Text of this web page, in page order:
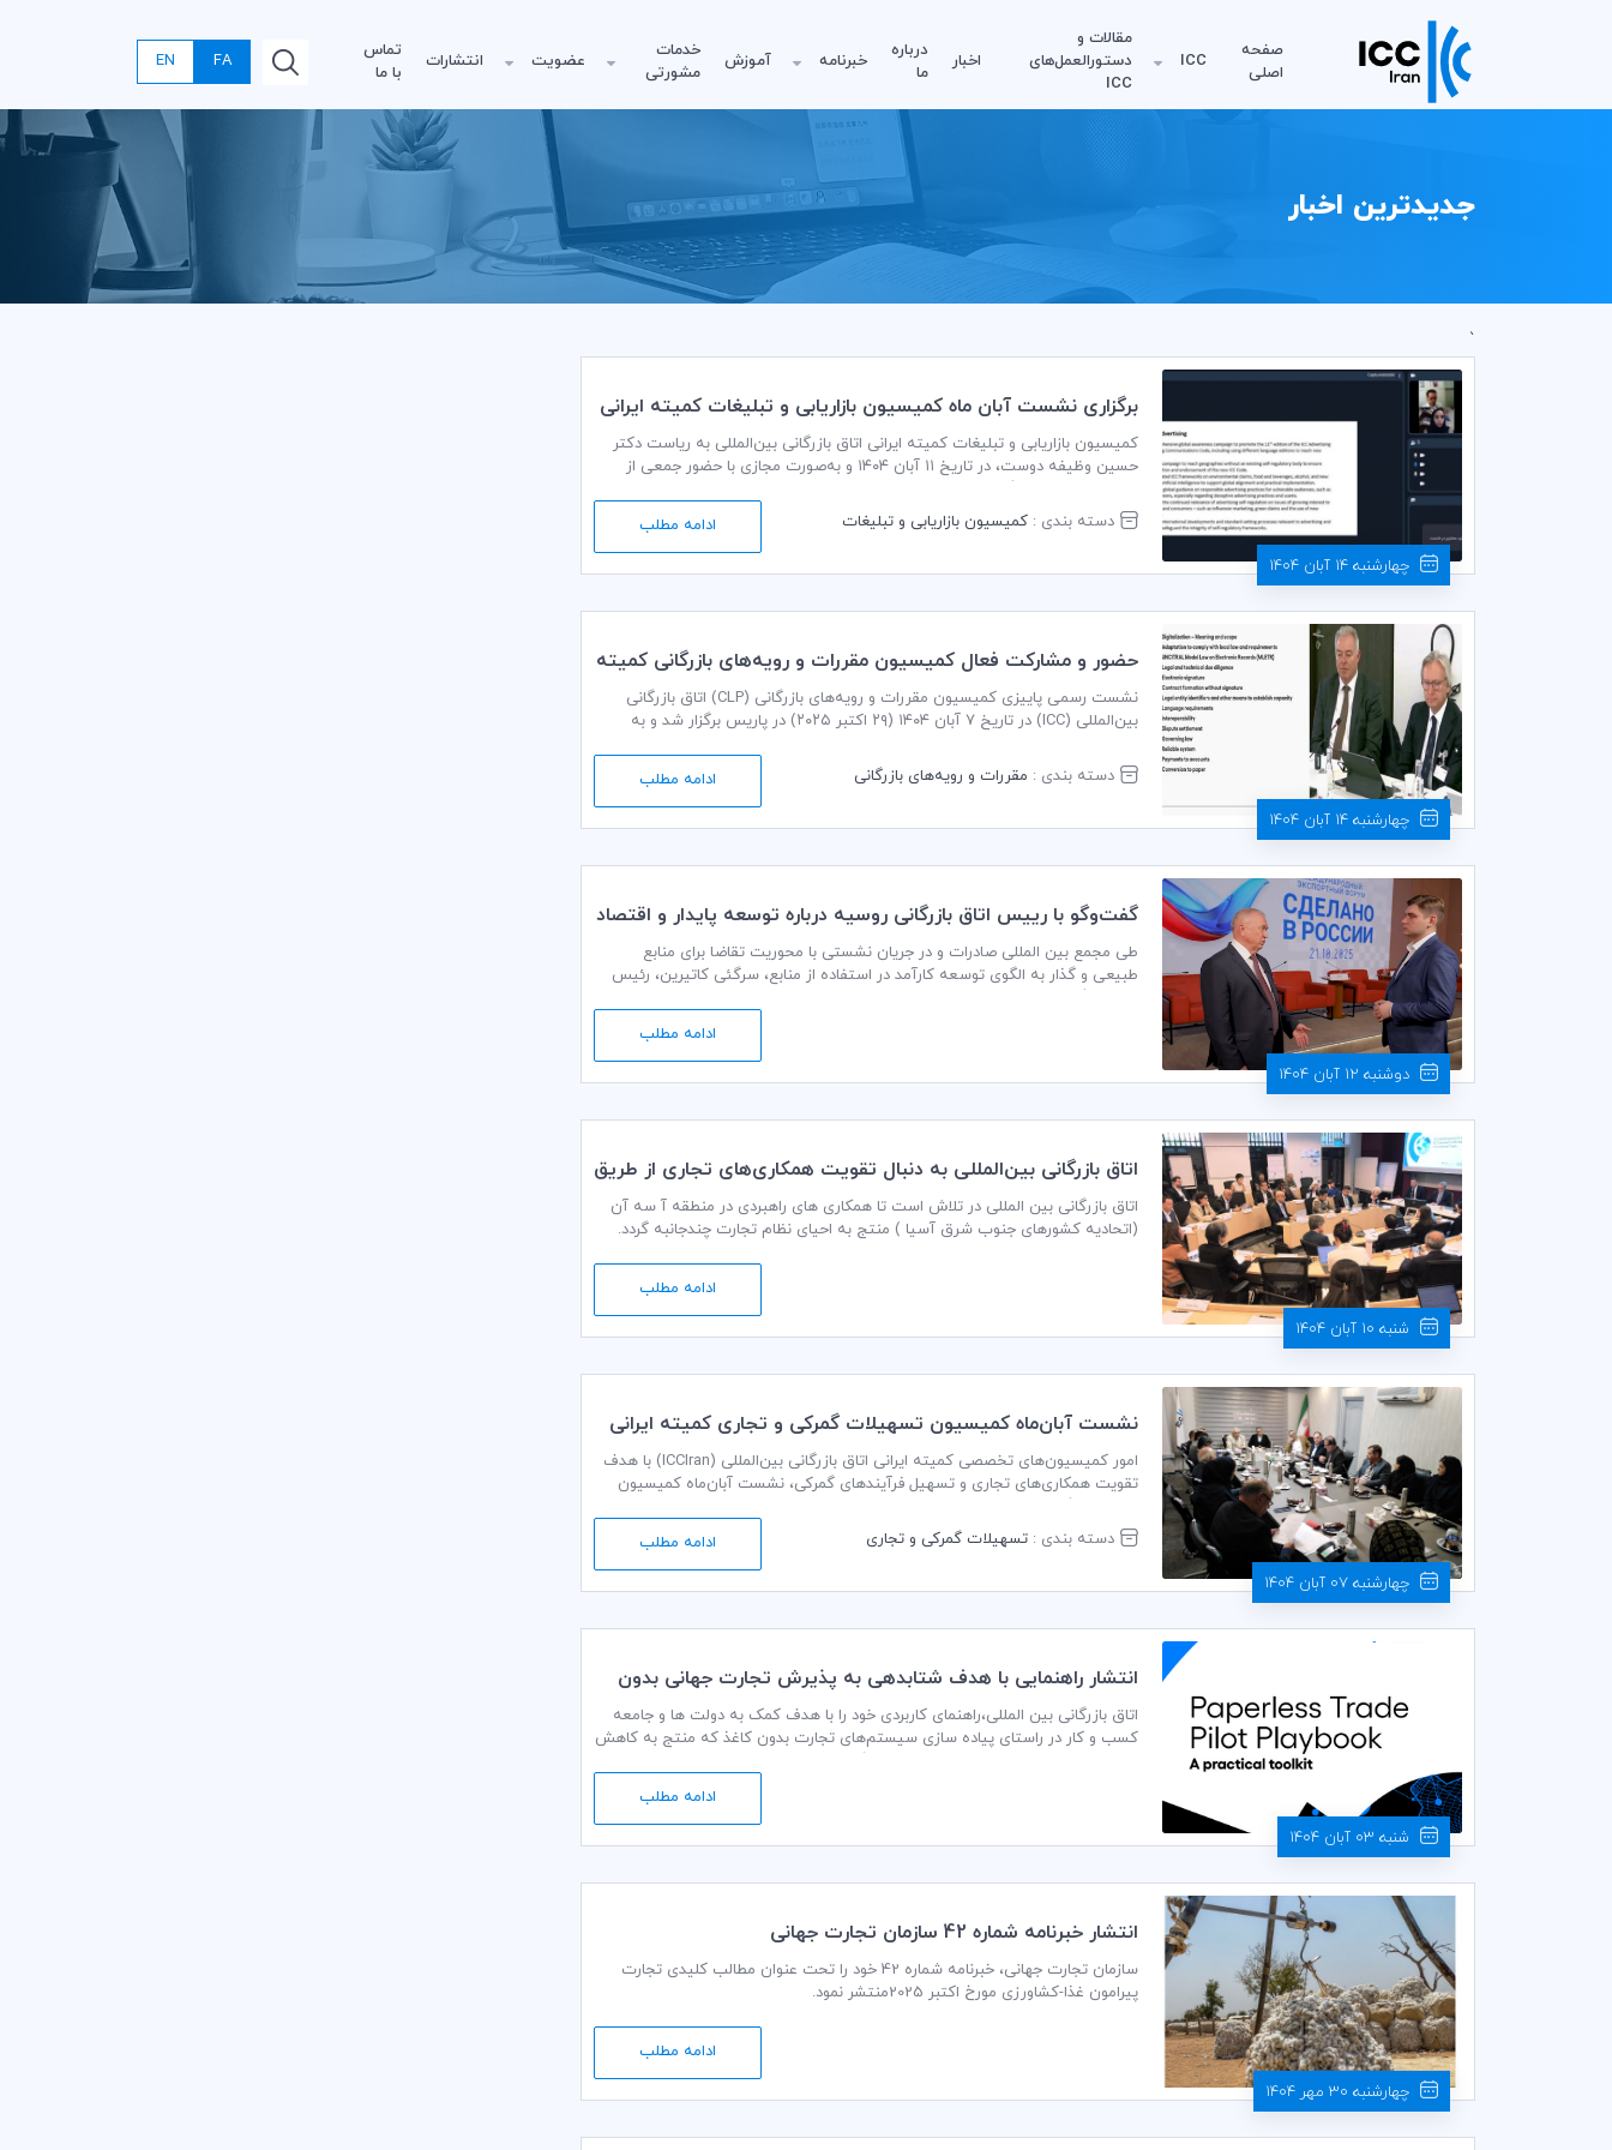
صفحه
اصلی
ICC
مقالات و
دستورالعمل‌های
ICC
اخبار
درباره
ما
خبرنامه آموزش
خدمات
مشورتی
عضویت انتشارات
تماس
با ما
FA
EN
جدیدترین اخبار
`
برگزاری نشست آبان ماه کمیسیون بازاریابی و تبلیغات کمیته ایرانی
ICC
کمیسیون بازاریابی و تبلیغات کمیته ایرانی اتاق بازرگانی بین‌المللی به ریاست دکتر
حسین وظیفه دوست، در تاریخ ۱۱ آبان ۱۴۰۴ و به‌صورت مجازی با حضور جمعی از
دسته بندی : کمیسیون بازاریابی و تبلیغات
ادامه مطلب
چهارشنبه 14 آبان 1404
حضور و مشارکت فعال کمیسیون مقررات و رویه‌های بازرگانی کمیته
ایرانی ICC در نشست پاییزی کمیسیون جهانیCLP در ICC
نشست رسمی پاییزی کمیسیون مقررات و رویه‌های بازرگانی (CLP) اتاق بازرگانی
بین‌المللی (ICC) در تاریخ ۷ آبان ۱۴۰۴ (۲۹ اکتبر ۲۰۲۵) در پاریس برگزار شد و به
مقیمی، رئیس کمیسیون، نیز به‌صورت مجازی حضور یافتند.
دسته بندی : مقررات و رویه‌های بازرگانی
ادامه مطلب
چهارشنبه 14 آبان 1404
گفت‌وگو با رییس اتاق بازرگانی روسیه درباره توسعه پایدار و اقتصاد
سبز
طی مجمع بین‌ المللی صادرات و در جریان نشستی با محوریت تقاضا برای منابع
طبیعی و گذار به الگوی توسعه کارآمد در استفاده از منابع، سرگئی کاتیرین، رئیس
ادامه مطلب
دوشنبه 12 آبان 1404
اتاق بازرگانی بین‌المللی به دنبال تقویت همکاری‌های تجاری از طریق
تعامل با آسه‌آن
اتاق بازرگانی بین المللی در تلاش است تا همکاری های راهبردی در منطقه آ سه آن
(اتحادیه کشورهای جنوب شرق آسیا ) منتج به احیای نظام تجارت چندجانبه گردد.
ادامه مطلب
شنبه 10 آبان 1404
نشست آبان‌ماه کمیسیون تسهیلات گمرکی و تجاری کمیته ایرانی
ICC در سال ۱۴۰۴
امور کمیسیون‌های تخصصی کمیته ایرانی اتاق بازرگانی بین‌المللی (ICCIran) با هدف
تقویت همکاری‌های تجاری و تسهیل فرآیندهای گمرکی، نشست آبان‌ماه کمیسیون
محل کمیته برگزار نمود و این نشست با استقبال قابل توجه جمعی از اعضای کمیسیون
و روسای کمیسیون‌های متناظر در اتاق‌های بازرگانی استانی همراه شد.
دسته بندی : تسهیلات گمرکی و تجاری
ادامه مطلب
چهارشنبه 07 آبان 1404
انتشار راهنمایی با هدف شتابدهی به پذیرش تجارت جهانی بدون
کاغذ
اتاق بازرگانی بین المللی،راهنمای کاربردی خود را با هدف کمک به دولت ها و جامعه
کسب و کار در راستای پیاده سازی سیستم‌های تجارت بدون کاغذ که منتج به کاهش
ادامه مطلب
شنبه 03 آبان 1404
انتشار خبرنامه شماره 42 سازمان تجارت جهانی
سازمان تجارت جهانی، خبرنامه شماره 42 خود را تحت عنوان مطالب کلیدی تجارت
پیرامون غذا-کشاورزی مورخ اکتبر 2025منتشر نمود.
ادامه مطلب
چهارشنبه 30 مهر 1404